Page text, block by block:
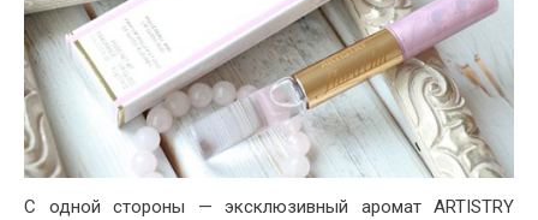
С одной стороны — эксклюзивный аромат ARTISTRY